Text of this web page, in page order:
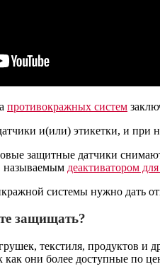
противокражных систем
и(или) этикетки, и при
защитные датчики
называемым деактиватором
системы нужно дать
защищать?
текстиля, продуктов и
как они более доступные по